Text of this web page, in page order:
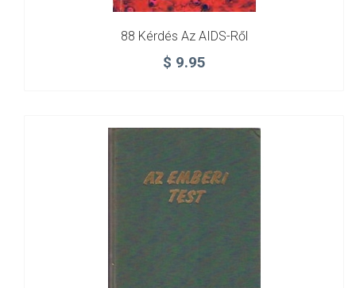
88 Kérdés Az AIDS-Ről
$ 9.95